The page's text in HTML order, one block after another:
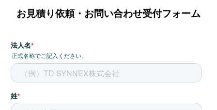
お見積り依頼・お問い合わせ受付フォーム